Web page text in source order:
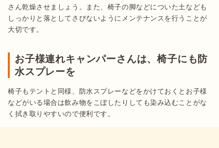
さん乾燥させましょう。また、椅子の脚などについた土なども
しっかりと落としてさびないようにメンテナンスを行うことが
大切です。
お子様連れキャンパーさんは、椅子にも防
水スプレーを
椅子もテントと同様、防水スプレーなどをかけておくとお子様
などがいる場合は飲み物をこぼしたりしても染み込むことがな
く拭き取りやすいので便利です。